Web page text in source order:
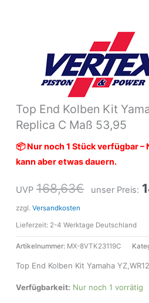
Top End Kolben Kit
Replica C Maß 53,95
📦 Nur noch 1 Stück verfügbar
kann aber etwas dauern.
UVP 168,63€ unser Preis:
zzgl. Versandkosten
Lieferzeit: 2-4 Werktage Deutschland
Artikelnummer: MX-8VTK23119C
Top End Kolben Kit Yamaha
Verfügbarkeit: Nur noch 1 vorrätig